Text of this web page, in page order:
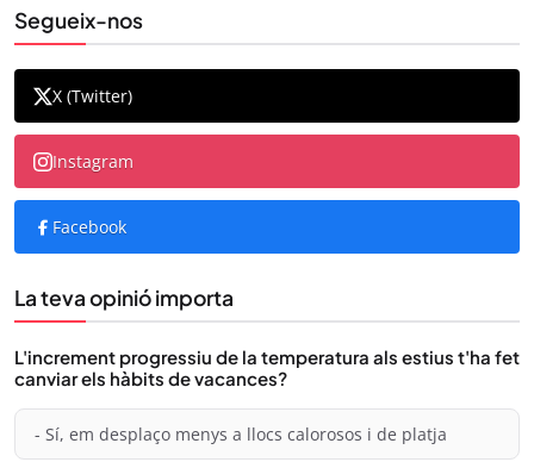
Segueix-nos
X (Twitter)
Instagram
Facebook
La teva opinió importa
L'increment progressiu de la temperatura als estius t'ha fet
canviar els hàbits de vacances?
- Sí, em desplaço menys a llocs calorosos i de platja